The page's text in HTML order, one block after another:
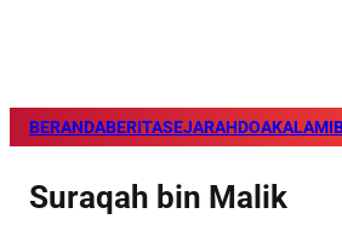
BERANDABERITASEJARAHDOAKALAM
Suraqah bin Malik